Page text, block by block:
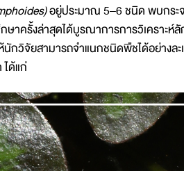
อยู่ประมาณ 5–6 ชนิด พบกระ
กษาครั้งล่าสุดได้บูรณาการการวิเครา
กวิจัยสามารถจำแนกชนิดพืชได้อย่างล
ด้แก่